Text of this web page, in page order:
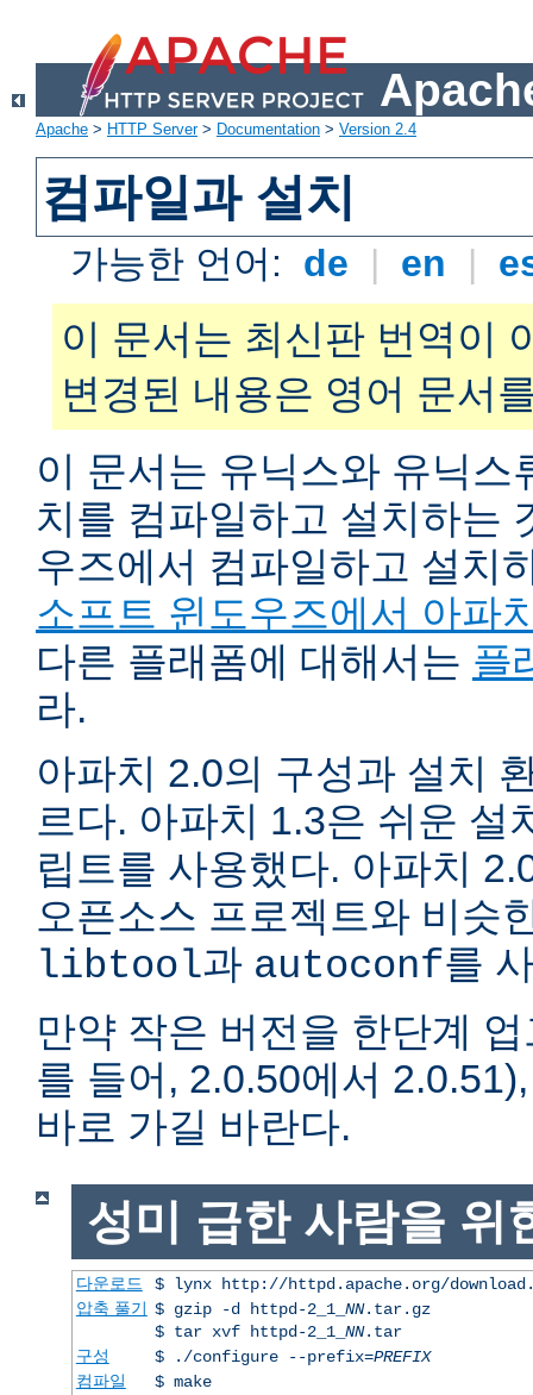
Apache > HTTP Server> Documentation > Version 2.4
컴파일과 설치
가능한 언어: de | en |
이 문서는 최신판 번역이
변경된 내용은 영어 문서
이 문서는 유닉스와 유닉스
치를 컴파일하고 설치하는
우즈에서 컴파일하고 설치
소프트 윈도우즈에서 아파
다른 플래폼에 대해서는 플
라.
아파치 2.0의 구성과 설치
르다. 아파치 1.3은 쉬운 설
립트를 사용했다. 아파치
오픈소스 프로젝트와 비슷
libtool과 autoconf를
만약 작은 버전을 한단계
를 들어, 2.0.50에서
바로 가길 바란다.
성미 급한 사람을 위
다운로드
$ lynx http://httpd.apache.org/
압축 풀기 $ gzip -d httpd-2_1_ NN.tar.gz
$ tar xvf httpd-2_1_ NN.tar
구성
$ ./configure --prefix=PREFIX
컴파일
$ make